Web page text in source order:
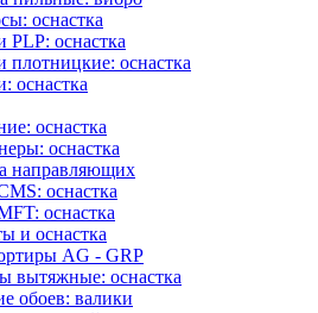
оснастка
PLP: оснастка
плотницкие: оснастка
оснастка
оснастка
оснастка
направляющих
оснастка
оснастка
и оснастка
AG - GRP
вытяжные: оснастка
обоев: валики